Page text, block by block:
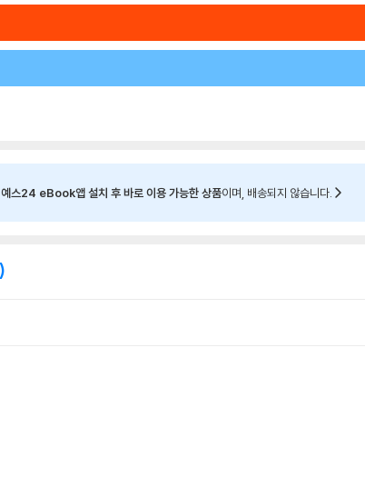
예스24 eBook앱 설치 후 바로 이용 가능한 상품이며, 배송되지 않습니다.